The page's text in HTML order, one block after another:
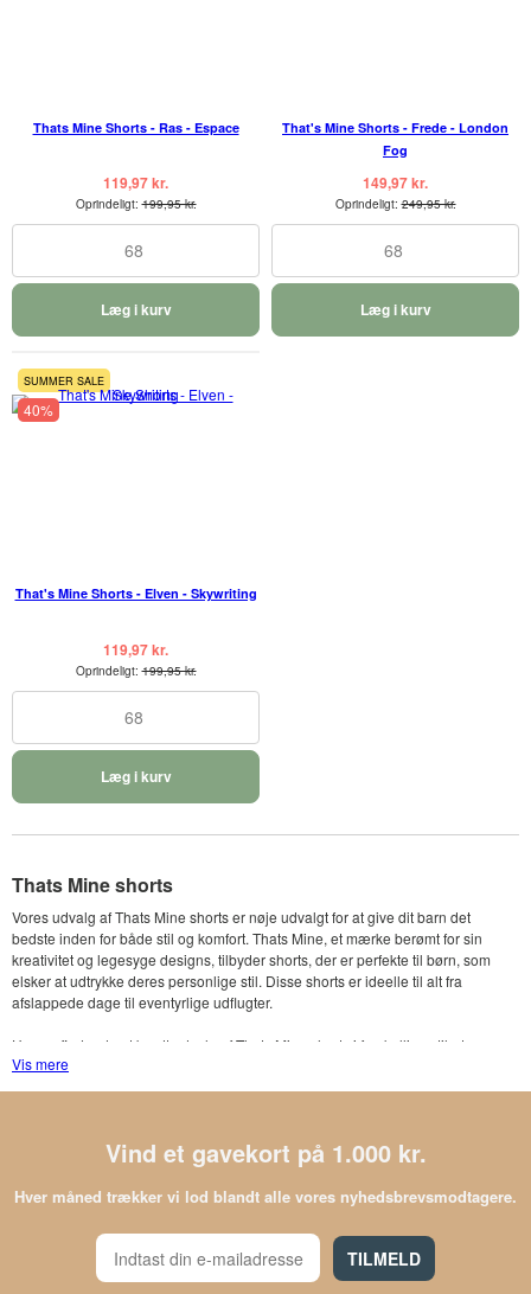
Thats Mine Shorts - Ras - Espace
119,97 kr.
Oprindeligt:199,95 kr.
68
Læg i kurv
That's Mine Shorts - Frede - London
Fog
149,97 kr.
Oprindeligt:249,95 kr.
68
Læg i kurv
SUMMER SALE
40%
That's Mine Shorts - Elven - Skywriting
119,97 kr.
Oprindeligt:199,95 kr.
68
Læg i kurv
Thats Mine shorts
Vores udvalg af Thats Mine shorts er nøje udvalgt for at give dit barn det
bedste inden for både stil og komfort. Thats Mine, et mærke berømt for sin
kreativitet og legesyge designs, tilbyder shorts, der er perfekte til børn, som
elsker at udtrykke deres personlige stil. Disse shorts er ideelle til alt fra
afslappede dage til eventyrlige udflugter.
Hos os finder du et bredt udvalg af Thats Mine shorts i forskellige stilarter og
designs. Uanset om det er til afslapning eller lege, garanterer vi, at hvert par
shorts kombinerer mode med funktionalitet. Fra klassiske snit til moderne
En Thats Mine short er mere end blot en del af dit barns garderobe; det er et
stykke tøj, der fremhæver deres individualitet og kreativitet. Opdag vores
Thats Mine har altid haft et mål om at skabe tøj, der bringer glæde og farve
Vis mere
Vind et gavekort på 1.000 kr.
Hver måned trækker vi lod blandt alle vores nyhedsbrevsmodtagere.
TILMELD